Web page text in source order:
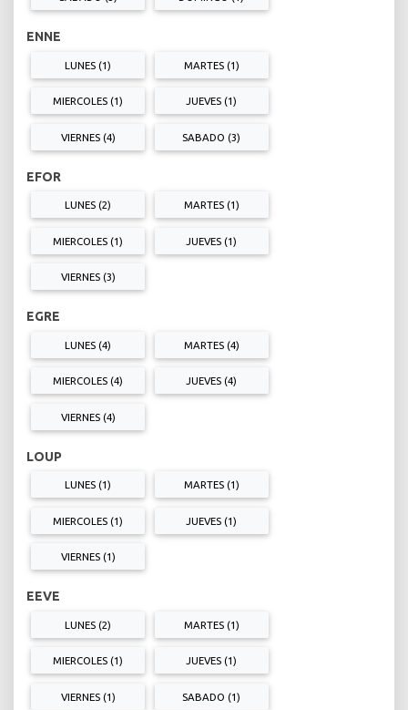
ENNE
LUNES (1) MARTES (1)
MIERCOLES (1) JUEVES (1)
VIERNES (4) SABADO (3)
EFOR
LUNES (2) MARTES (1)
MIERCOLES (1) JUEVES (1)
VIERNES (3)
EGRE
LUNES (4) MARTES (4)
MIERCOLES (4) JUEVES (4)
VIERNES (4)
LOUP
LUNES (1) MARTES (1)
MIERCOLES (1) JUEVES (1)
VIERNES (1)
EEVE
LUNES (2) MARTES (1)
MIERCOLES (1) JUEVES (1)
VIERNES (1) SABADO (1)